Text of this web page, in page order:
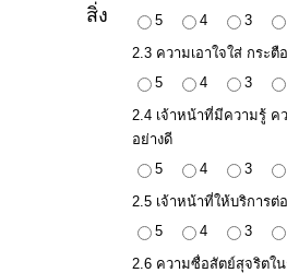
5
4 3
2.3 ความเอาใจใส่ กระ
5
4 3
2.4 เจ้าหน้าที่มีความรู้ ค
อย่างดี
5
4 3
2.5 เจ้าหน้าที่ให้บริการ
5
4 3
2.6 ความซื่อสัตย์สุจริตใ
สิ่ง